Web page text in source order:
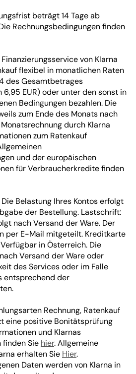
beträgt 14 Tage ab
Rechnungsbedingungen finden
von Klarna
flexibel in monatlichen Raten
des Gesamtbetrages
EUR) oder unter den sonst in
Bedingungen bezahlen. Die
zum Ende des Monats nach
durch Klarna
zum Ratenkauf
und der europäischen
für Verbraucherkredite finden
Belastung Ihres Kontos erfolgt
der Bestellung. Lastschrift:
nach Versand der Ware. Der
per E-Mail mitgeteilt. Kreditkarte
in Österreich. Die
Versand der Ware oder
des Services oder im Falle
entsprechend der
Rechnung, Ratenkauf
eine positive Bonitätsprüfung
und Klarnas
finden Sie hier. Allgemeine
erhalten Sie Hier.
Daten werden von Klarna in